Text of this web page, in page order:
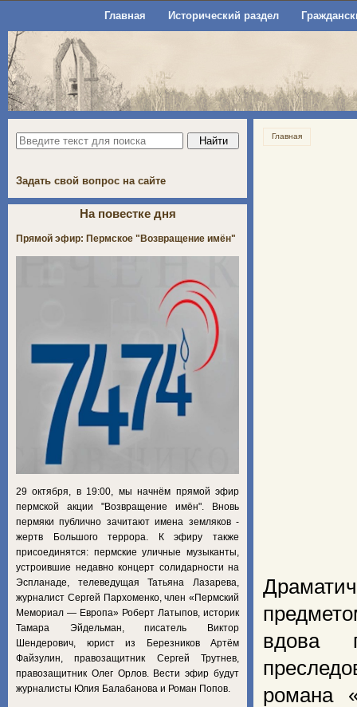
Главная Исторический раздел
Главная
вдова
романа
Задать свой вопрос на сайте
На повестке дня
Прямой эфир: Пермское "Возвращение имён"
29 октября, в 19:00, мы начнём прямой эфир
пермской акции "Возвращение имён". Вновь
пермяки публично зачитают имена земляков -
жертв Большого террора. К эфиру также
присоединятся: пермские уличные музыканты,
устроившие недавно концерт солидарности на
Эспланаде, телеведущая Татьяна Лазарева,
журналист Сергей Пархоменко, член «Пермский
Мемориал — Европа» Роберт Латыпов, историк
Тамара Эйдельман, писатель Виктор
Шендерович, юрист из Березников Артём
Файзулин, правозащитник Сергей Трутнев,
правозащитник Олег Орлов. Вести эфир будут
журналисты Юлия Балабанова и Роман Попов.